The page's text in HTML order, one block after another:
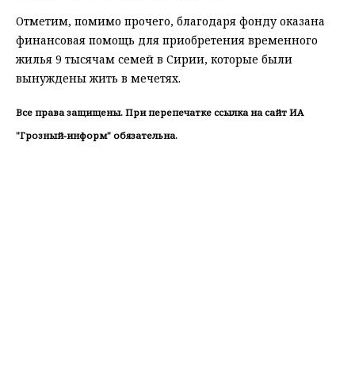
Отметим, помимо прочего, благодаря фонду оказана
финансовая помощь для приобретения временного
жилья 9 тысячам семей в Сирии, которые были
вынуждены жить в мечетях.
Все права защищены. При перепечатке ссылка на сайт ИА
"Грозный-информ" обязательна.